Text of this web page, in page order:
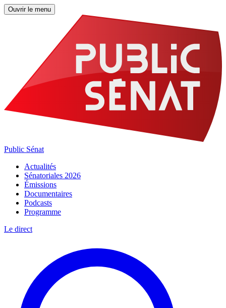
Ouvrir le menu
Public Sénat
Actualités
Sénatoriales 2026
Émissions
Documentaires
Podcasts
Programme
Le direct